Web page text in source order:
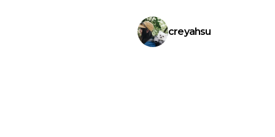
creyahsu